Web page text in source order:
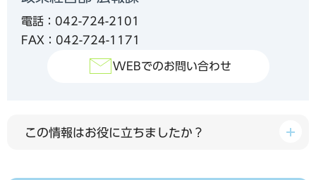
電話：042-724-2101
FAX：042-724-1171
WEBでのお問い合わせ
この情報はお役に立ちましたか？